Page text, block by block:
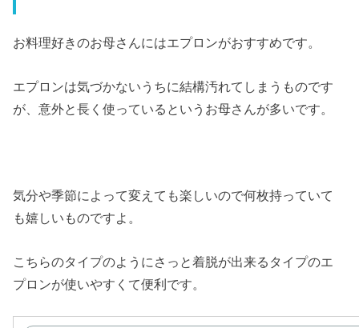
お料理好きのお母さんにはエプロンがおすすめです。
エプロンは気づかないうちに結構汚れてしまうものです
が、意外と長く使っているというお母さんが多いです。
気分や季節によって変えても楽しいので何枚持っていて
も嬉しいものですよ。
こちらのタイプのようにさっと着脱が出来るタイプのエ
プロンが使いやすくて便利です。